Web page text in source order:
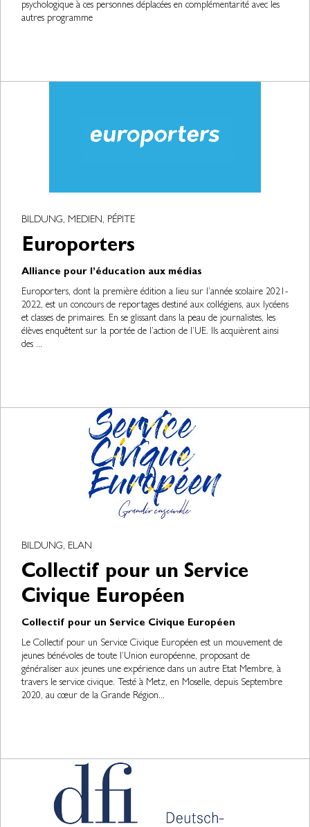
psychologique à ces personnes déplacées en complémentarité avec les
autres programme
BILDUNG, MEDIEN, PÉPITE
Europorters
Alliance pour l’éducation aux médias
Europorters, dont la première édition a lieu sur l’année scolaire 2021-
2022, est un concours de reportages destiné aux collégiens, aux lycéens
et classes de primaires. En se glissant dans la peau de journalistes, les
élèves enquêtent sur la portée de l’action de l’UE. Ils acquièrent ainsi
des ...
BILDUNG, ELAN
Collectif pour un Service
Civique Européen
Collectif pour un Service Civique Européen
Le Collectif pour un Service Civique Européen est un mouvement de
jeunes bénévoles de toute l’Union européenne, proposant de
généraliser aux jeunes une expérience dans un autre Etat Membre, à
travers le service civique. Testé à Metz, en Moselle, depuis Septembre
2020, au cœur de la Grande Région...